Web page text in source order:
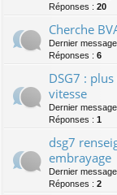
Réponses : 20
Cherche
Dernier
Réponses : 6
DSG7 :
vitesse
Dernier
Réponses : 1
dsg7
embrayage
Dernier
Réponses : 2